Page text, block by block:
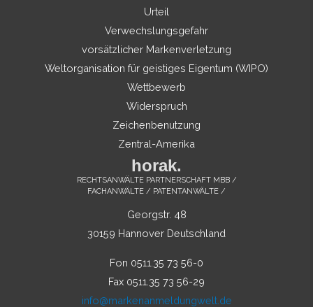
Urteil
Verwechslungsgefahr
vorsätzlicher Markenverletzung
Weltorganisation für geistiges Eigentum (WIPO)
Wettbewerb
Widerspruch
Zeichenbenutzung
Zentral-Amerika
horak.
RECHTSANWÄLTE PARTNERSCHAFT MBB /
FACHANWÄLTE / PATENTANWÄLTE /
Georgstr. 48
30159 Hannover Deutschland
Fon 0511.35 73 56-0
Fax 0511.35 73 56-29
info@markenanmeldungwelt.de